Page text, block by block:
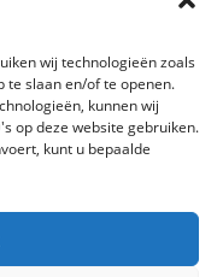
wij technologieën zoals
te slaan en/of te openen.
kunnen wij
op deze website gebruiken.
kunt u bepaalde